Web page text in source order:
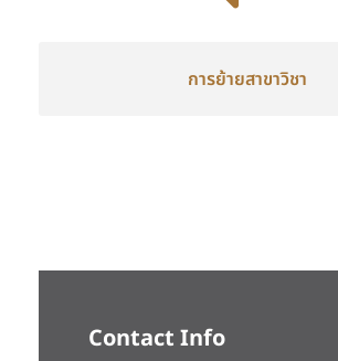
การย้ายสาขาวิชา
Contact Info